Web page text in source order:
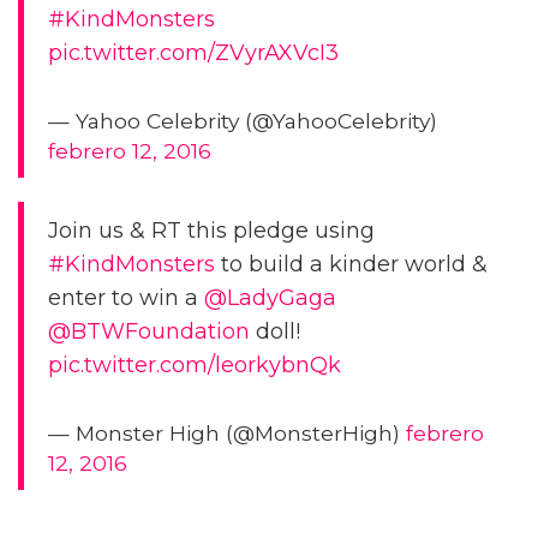
#KindMonsters
pic.twitter.com/ZVyrAXVcI3
— Yahoo Celebrity (@YahooCelebrity)
febrero 12, 2016
Join us & RT this pledge using
#KindMonsters to build a kinder world &
enter to win a @LadyGaga
@BTWFoundation doll!
pic.twitter.com/leorkybnQk
— Monster High (@MonsterHigh) febrero
12, 2016